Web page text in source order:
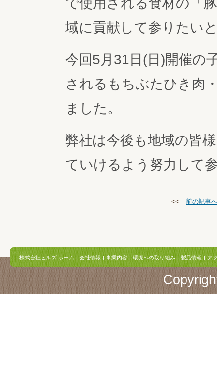
域に貢献して参りたい
今回5月31日(日)開催の
されるもちぶたひき肉
ました。
弊社は今後も地域の皆
ていけるよう努力して
<< 前の記事へ
株式会社ヒルズ ホーム | 会社情報 | 事業内容 | 環境への取り組み | 製品情報 | ア